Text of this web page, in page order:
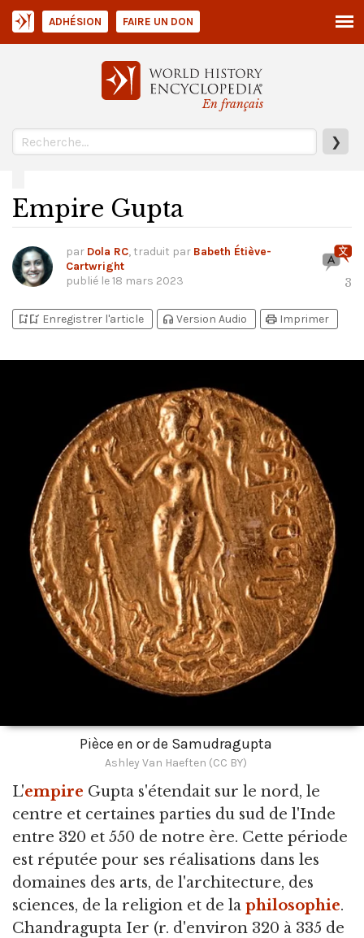
En français
❯
ADHÉSION FAIRE UN DON
Empire Gupta
par Dola RC, traduit par Babeth Étiève-
Cartwright
publié le18 mars 2023 3
bookmark_addbookmark_added Enregistrer l'article headphones Version Audio print Imprimer
Pièce en or de Samudragupta
Ashley Van Haeften (CC BY)
L'empire Gupta s'étendait sur le nord, le
centre et certaines parties du sud de l'Inde
entre 320 et 550 de notre ère. Cette période
est réputée pour ses réalisations dans les
domaines des arts, de l'architecture, des
sciences, de la religion et de la philosophie.
Chandragupta Ier (r. d'environ 320 à 335 de